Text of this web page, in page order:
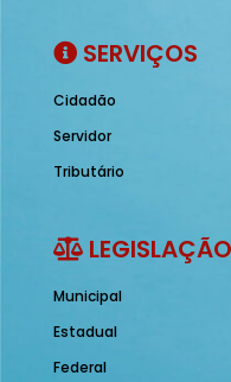
SERVIÇOS
Cidadão
Servidor
Tributário
LEGISLAÇÃO
Municipal
Estadual
Federal